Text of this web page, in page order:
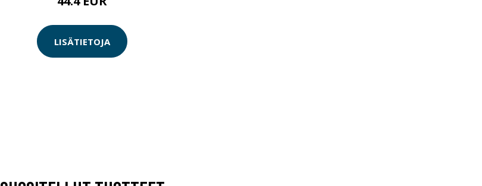
LISÄTIETOJA